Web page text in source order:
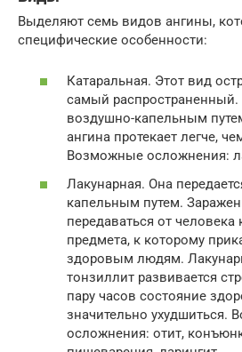
Выделяют семь видов ангины,
специфические особенности:
Катаральная. Этот вид
самый распространенный.
воздушно-капельным
ангина протекает легче,
Возможные осложнения:
Лакунарная. Она
капельным путем.
передаваться от человека
предмета, к которому
здоровым людям.
тонзиллит развивается
пару часов состояние
значительно ухудшиться.
осложнения: отит,